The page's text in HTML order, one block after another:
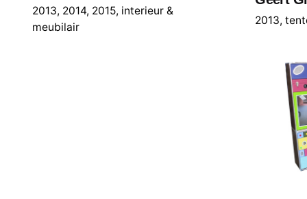
2013 2014 2015 interieur &
meubilair
2013